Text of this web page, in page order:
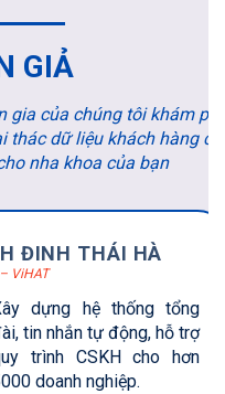
gia của chúng tôi khám phá
dữ liệu khách hàng cũ
nha khoa của bạn
GIẢ
dựng hệ thống tổng
tin nhắn tự động, hỗ trợ
trình CSKH cho hơn
doanh nghiệp.
ĐINH THÁI HÀ
ViHAT